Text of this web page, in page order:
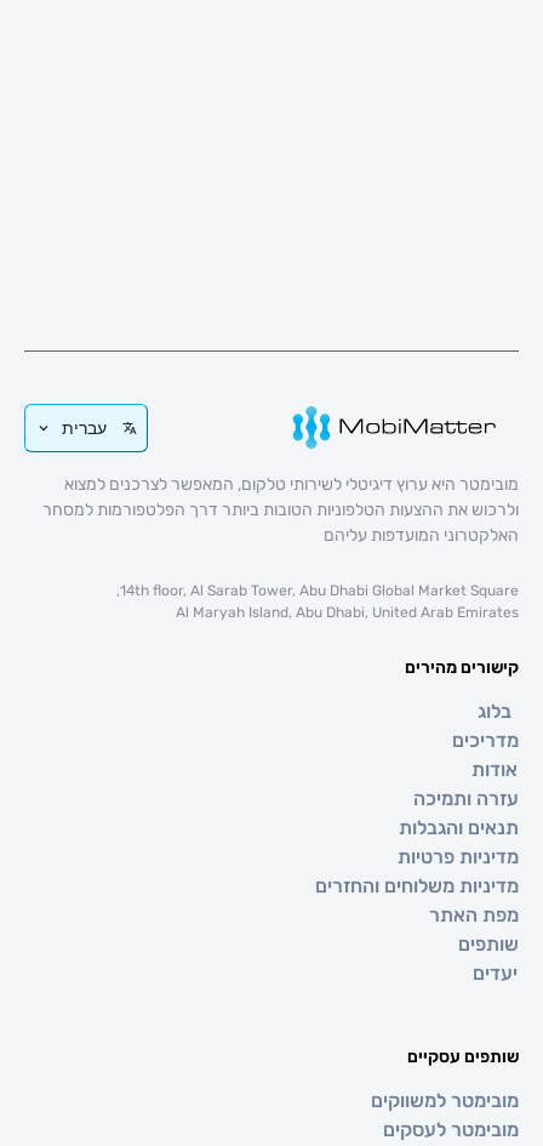
עברית
היא ערוץ דיגיטלי לשירותי טלקום, המאפשר לצרכנים למצוא
את ההצעות הטלפוניות הטובות ביותר דרך הפלטפורמות למסחר
המועדפות עליהם
14th floor, Al Sarab Tower, Abu Dhabi Global Market
Al Maryah Island, Abu Dhabi, United Arab
מהירים
והגבלות
פרטיות
משלוחים והחזרים
עסקיים
למשווקים
לעסקים